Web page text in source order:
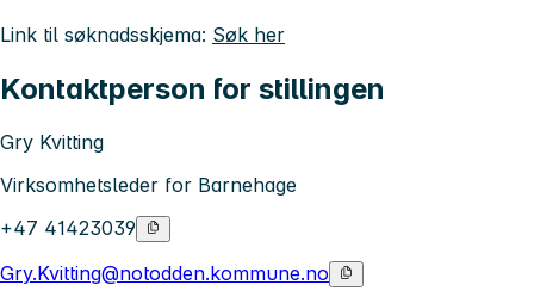
Link til søknadsskjema: Søk her
Kontaktperson for stillingen
Gry Kvitting
Virksomhetsleder for Barnehage
+47 41423039
Gry.Kvitting@notodden.kommune.no